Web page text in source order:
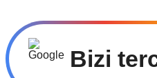
Bizi